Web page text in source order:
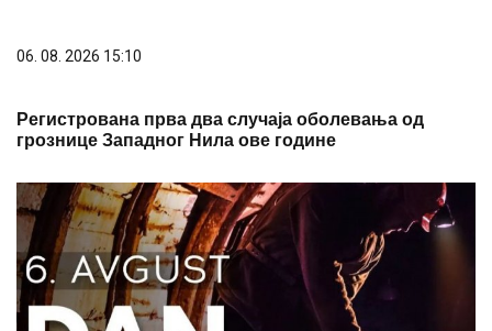
Регистрована прва два случаја оболевања од